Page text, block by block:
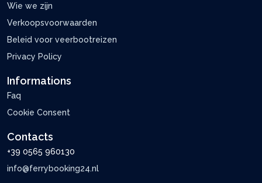
Wie we zijn
Verkoopsvoorwaarden
Beleid voor veerbootreizen
Privacy Policy
Informations
Faq
Cookie Consent
Contacts
+39 0565 960130
info@ferrybooking24.nl